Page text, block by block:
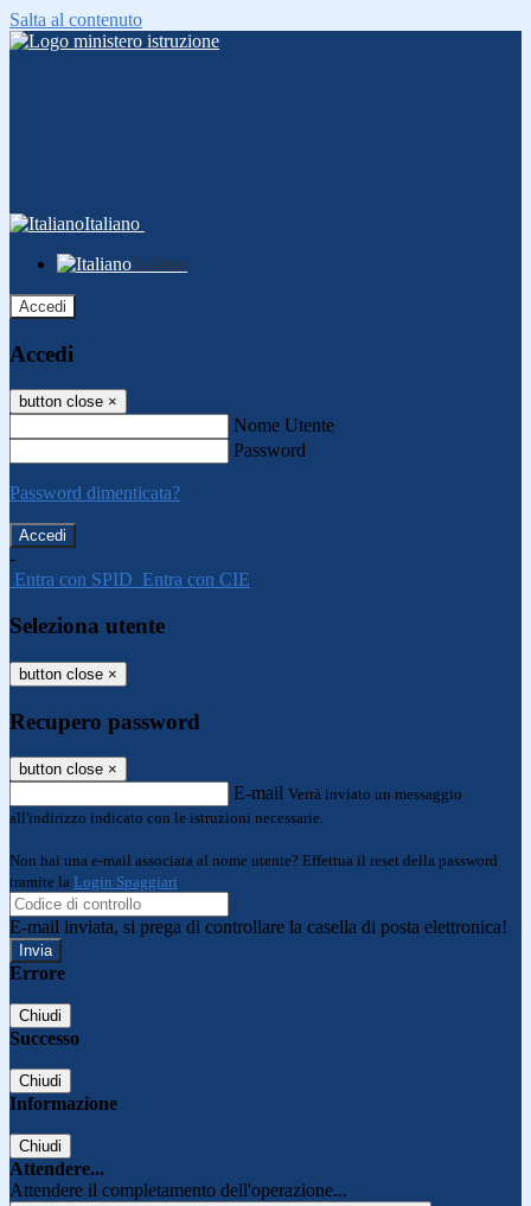
Salta al contenuto
Italiano
Italiano
Accedi
Accedi
button close ×
Nome Utente
Password
Password dimenticata?
-
Entra con SPID Entra con CIE
Seleziona utente
button close ×
Recupero password
button close ×
E-mail Verrà inviato un messaggio
all'indirizzo indicato con le istruzioni necessarie.
Non hai una e-mail associata al nome utente? Effettua il reset della password
tramite la Login Spaggiari
E-mail inviata, si prega di controllare la casella di posta elettronica!
Errore
Chiudi
Successo
Chiudi
Informazione
Chiudi
Attendere...
Attendere il completamento dell'operazione...